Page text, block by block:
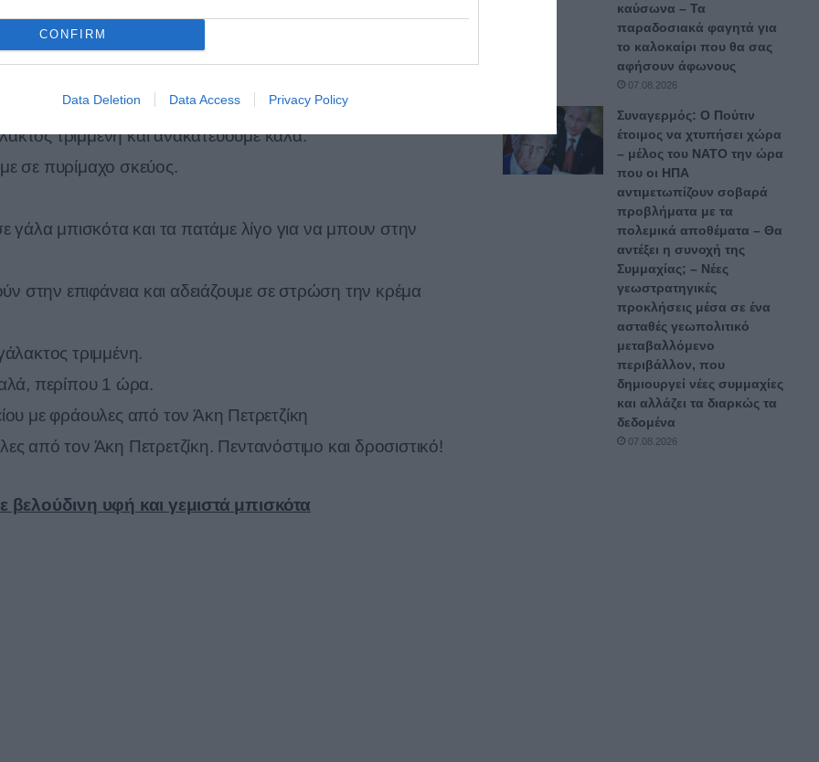
CONFIRM
Data Deletion Data Access Privacy Policy
με το 1/2 λίτρο κρύο γάλα.
τριμμένη και ανακατεύουμε καλά.
σε πυρίμαχο σκεύος.
μπισκότα και τα πατάμε λίγο για να μπουν στην
στην επιφάνεια και αδειάζουμε σε στρώση την κρέμα
τριμμένη.
περίπου 1 ώρα.
με φράουλες από τον Άκη Πετρετζίκη
από τον Άκη Πετρετζίκη. Πεντανόστιμο και δροσιστικό!
βελούδινη υφή και γεμιστά μπισκότα
καύσωνα – Τα
παραδοσιακά φαγητά για
το καλοκαίρι που θα σας
αφήσουν άφωνους
07.08.2026
Συναγερμός: Ο Πούτιν
έτοιμος να χτυπήσει χώρα
– μέλος του ΝΑΤΟ την ώρα
που οι ΗΠΑ
αντιμετωπίζουν σοβαρά
προβλήματα με τα
πολεμικά αποθέματα – Θα
αντέξει η συνοχή της
Συμμαχίας; – Νέες
γεωστρατηγικές
προκλήσεις μέσα σε ένα
ασταθές γεωπολιτικό
μεταβαλλόμενο
περιβάλλον, που
δημιουργεί νέες συμμαχίες
και αλλάζει τα διαρκώς τα
δεδομένα
07.08.2026